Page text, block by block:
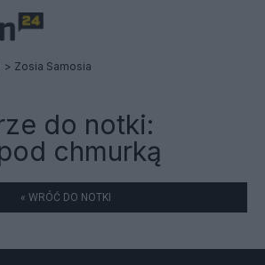
Zosia Samosia
do notki:
chmurką
« WRÓĆ DO NOTKI